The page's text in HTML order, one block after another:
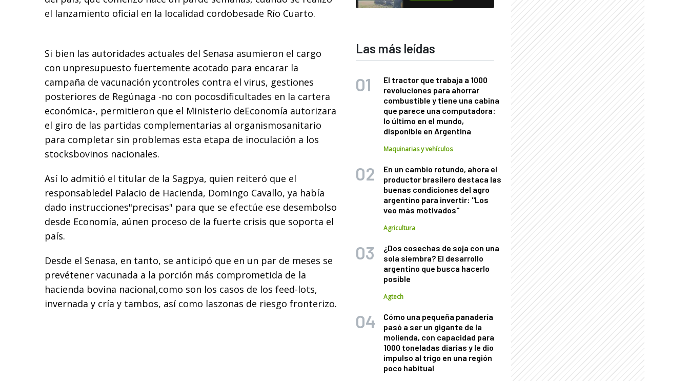
el lanzamiento oficial en la localidad cordobesade Río Cuarto.
Si bien las autoridades actuales del Senasa asumieron el cargo
con unpresupuesto fuertemente acotado para encarar la
campaña de vacunación ycontroles contra el virus, gestiones
posteriores de Regúnaga -no con pocosdificultades en la cartera
económica-, permitieron que el Ministerio deEconomía autorizara
el giro de las partidas complementarias al organismosanitario
para completar sin problemas esta etapa de inoculación a los
stocksbovinos nacionales.
Así lo admitió el titular de la Sagpya, quien reiteró que el
responsabledel Palacio de Hacienda, Domingo Cavallo, ya había
dado instrucciones"precisas" para que se efectúe ese desembolso
desde Economía, aúnen proceso de la fuerte crisis que soporta el
país.
Desde el Senasa, en tanto, se anticipó que en un par de meses se
prevétener vacunada a la porción más comprometida de la
hacienda bovina nacional,como son los casos de los feed-lots,
invernada y cría y tambos, así como laszonas de riesgo fronterizo.
Las más leídas
El tractor que trabaja a 1000
revoluciones para ahorrar
combustible y tiene una cabina
que parece una computadora:
lo último en el mundo,
disponible en Argentina
Maquinarias y vehículos
En un cambio rotundo, ahora el
productor brasilero destaca las
buenas condiciones del agro
argentino para invertir: "Los
veo más motivados"
Agricultura
¿Dos cosechas de soja con una
sola siembra? El desarrollo
argentino que busca hacerlo
posible
Agtech
Cómo una pequeña panadería
pasó a ser un gigante de la
molienda, con capacidad para
1000 toneladas diarias y le dio
impulso al trigo en una región
poco habitual